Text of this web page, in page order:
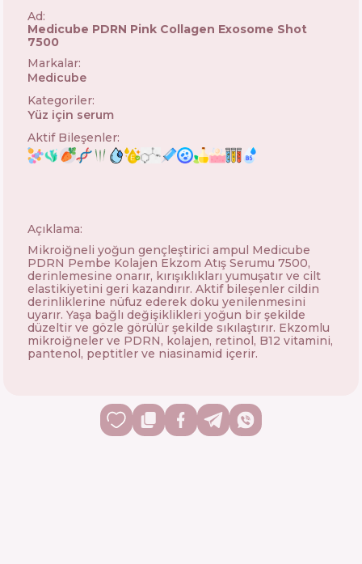
Ad:
Medicube PDRN Pink Collagen Exosome Shot
7500
Markalar:
Medicube
Kategoriler:
Yüz için serum
Aktif Bileşenler:
Açıklama:
Mikroiğneli yoğun gençleştirici ampul Medicube
PDRN Pembe Kolajen Ekzom Atış Serumu 7500,
derinlemesine onarır, kırışıklıkları yumuşatır ve cilt
elastikiyetini geri kazandırır. Aktif bileşenler cildin
derinliklerine nüfuz ederek doku yenilenmesini
uyarır. Yaşa bağlı değişiklikleri yoğun bir şekilde
düzeltir ve gözle görülür şekilde sıkılaştırır. Ekzomlu
mikroiğneler ve PDRN, kolajen, retinol, B12 vitamini,
pantenol, peptitler ve niasinamid içerir.